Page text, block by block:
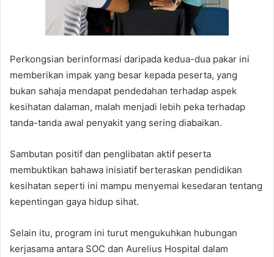
Perkongsian berinformasi daripada kedua-dua pakar ini
memberikan impak yang besar kepada peserta, yang
bukan sahaja mendapat pendedahan terhadap aspek
kesihatan dalaman, malah menjadi lebih peka terhadap
tanda-tanda awal penyakit yang sering diabaikan.
Sambutan positif dan penglibatan aktif peserta
membuktikan bahawa inisiatif berteraskan pendidikan
kesihatan seperti ini mampu menyemai kesedaran tentang
kepentingan gaya hidup sihat.
Selain itu, program ini turut mengukuhkan hubungan
kerjasama antara SOC dan Aurelius Hospital dalam